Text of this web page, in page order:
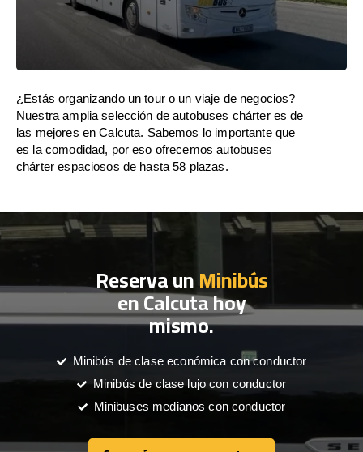
¿Estás organizando un tour o un viaje de negocios?
Nuestra amplia selección de autobuses chárter es de
las mejores en Calcuta. Sabemos lo importante que
es la comodidad, por eso ofrecemos autobuses
chárter espaciosos de hasta 58 plazas.
Reserva unMinibús
en Calcuta hoy
mismo.
Minibús de clase económica con conductor
Minibús de clase lujo con conductor
Minibuses medianos con conductor